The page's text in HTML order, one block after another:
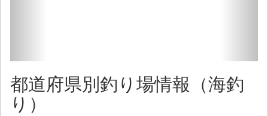
都道府県別釣り場情報（海釣
り）